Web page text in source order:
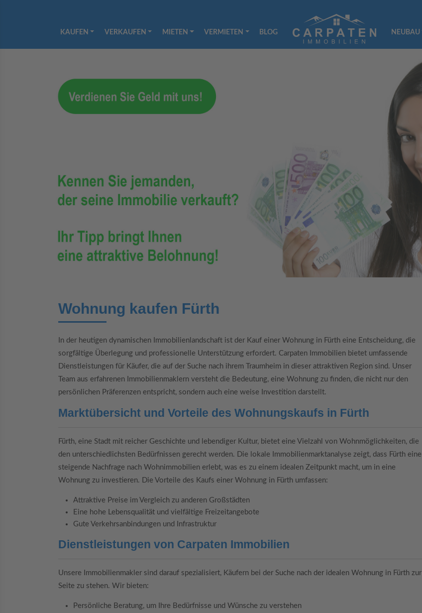
KAUFEN VERKAUFEN MIETEN VERMIETEN BLOG NEUBAU
Wohnung kaufen Fürth
In der heutigen dynamischen Immobilienlandschaft ist der Kauf einer Wohnung in Fürth eine Entscheidung, die
sorgfältige Überlegung und professionelle Unterstützung erfordert. Carpaten Immobilien bietet umfassende
Dienstleistungen für Käufer, die auf der Suche nach ihrem Traumheim in dieser attraktiven Region sind. Unser
Team aus erfahrenen Immobilienmaklern versteht die Bedeutung, eine Wohnung zu finden, die nicht nur den
persönlichen Präferenzen entspricht, sondern auch eine weise Investition darstellt.
Marktübersicht und Vorteile des Wohnungskaufs in Fürth
Fürth, eine Stadt mit reicher Geschichte und lebendiger Kultur, bietet eine Vielzahl von Wohnmöglichkeiten, die
den unterschiedlichsten Bedürfnissen gerecht werden. Die lokale Immobilienmarktanalyse zeigt, dass Fürth eine
steigende Nachfrage nach Wohnimmobilien erlebt, was es zu einem idealen Zeitpunkt macht, um in eine
Wohnung zu investieren. Die Vorteile des Kaufs einer Wohnung in Fürth umfassen:
Attraktive Preise im Vergleich zu anderen Großstädten
Eine hohe Lebensqualität und vielfältige Freizeitangebote
Gute Verkehrsanbindungen und Infrastruktur
Dienstleistungen von Carpaten Immobilien
Unsere Immobilienmakler sind darauf spezialisiert, Käufern bei der Suche nach der idealen Wohnung in Fürth zur
Seite zu stehen. Wir bieten:
Persönliche Beratung, um Ihre Bedürfnisse und Wünsche zu verstehen